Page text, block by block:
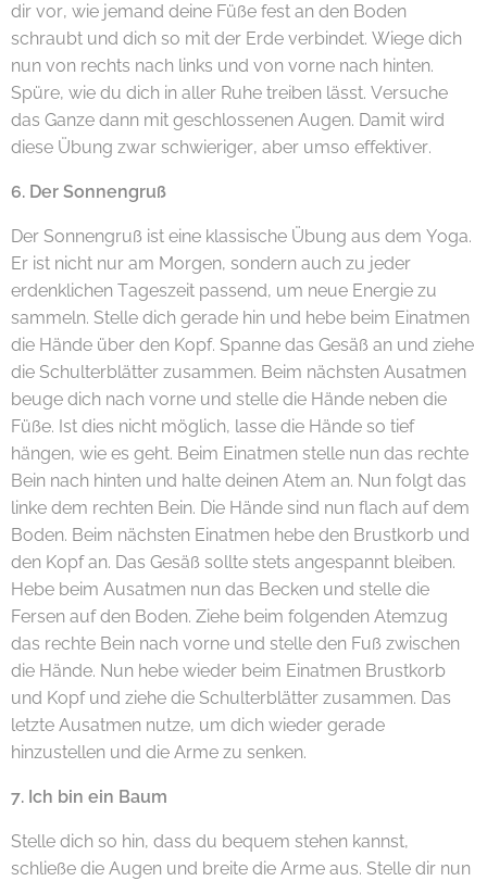
dir vor, wie jemand deine Füße fest an den Boden
schraubt und dich so mit der Erde verbindet. Wiege dich
nun von rechts nach links und von vorne nach hinten.
Spüre, wie du dich in aller Ruhe treiben lässt. Versuche
das Ganze dann mit geschlossenen Augen. Damit wird
diese Übung zwar schwieriger, aber umso effektiver.
6. Der Sonnengruß
Der Sonnengruß ist eine klassische Übung aus dem Yoga.
Er ist nicht nur am Morgen, sondern auch zu jeder
erdenklichen Tageszeit passend, um neue Energie zu
sammeln. Stelle dich gerade hin und hebe beim Einatmen
die Hände über den Kopf. Spanne das Gesäß an und ziehe
die Schulterblätter zusammen. Beim nächsten Ausatmen
beuge dich nach vorne und stelle die Hände neben die
Füße. Ist dies nicht möglich, lasse die Hände so tief
hängen, wie es geht. Beim Einatmen stelle nun das rechte
Bein nach hinten und halte deinen Atem an. Nun folgt das
linke dem rechten Bein. Die Hände sind nun flach auf dem
Boden. Beim nächsten Einatmen hebe den Brustkorb und
den Kopf an. Das Gesäß sollte stets angespannt bleiben.
Hebe beim Ausatmen nun das Becken und stelle die
Fersen auf den Boden. Ziehe beim folgenden Atemzug
das rechte Bein nach vorne und stelle den Fuß zwischen
die Hände. Nun hebe wieder beim Einatmen Brustkorb
und Kopf und ziehe die Schulterblätter zusammen. Das
letzte Ausatmen nutze, um dich wieder gerade
hinzustellen und die Arme zu senken.
7. Ich bin ein Baum
Stelle dich so hin, dass du bequem stehen kannst,
schließe die Augen und breite die Arme aus. Stelle dir nun